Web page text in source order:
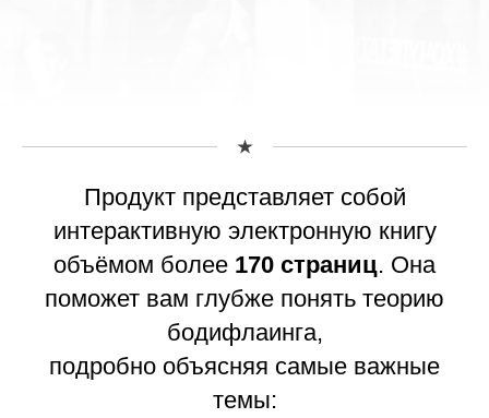
Продукт представляет собой
интерактивную электронную книгу
объёмом более 170 страниц. Она
поможет вам глубже понять теорию
бодифлаинга,
подробно объясняя самые важные
темы: